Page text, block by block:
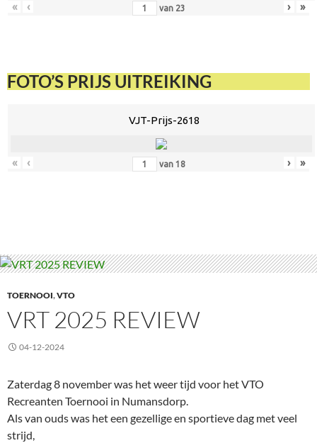
« ‹ van 23 › »
FOTO’S PRIJS UITREIKING
VJT-Prijs-2618
« ‹ van 18 › »
TOERNOOI,VTO
VRT 2025 REVIEW
04-12-2024
Zaterdag 8 november was het weer tijd voor het VTO
Recreanten Toernooi in Numansdorp.
Als van ouds was het een gezellige en sportieve dag met veel
strijd,